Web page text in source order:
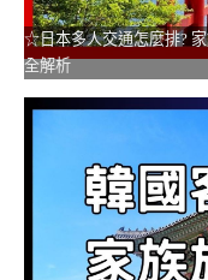
☆日本多人交通怎麼排?
全解析